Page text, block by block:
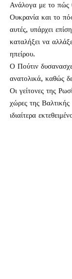
Ανάλογα με το πώς
Ουκρανία και το
αυτές, υπάρχει
καταλήξει να
ηπείρου.
Ο Πούτιν
ανατολικά, καθώς
Οι γείτονες της
χώρες της
ιδιαίτερα